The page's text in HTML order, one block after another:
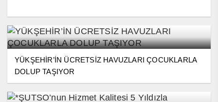
YÜKŞEHİR’İN ÜCRETSİZ HAVUZLARI ÇOCUKLARLA
DOLUP TAŞIYOR